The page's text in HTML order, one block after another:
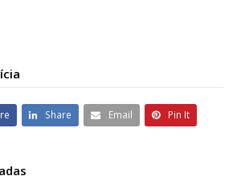
Share Email Pin It